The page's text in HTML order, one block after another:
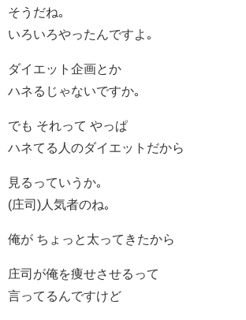
そうだね｡
いろいろやったんですよ｡
ダイエット企画とか
ハネるじゃないですか｡
でも それって やっぱ
ハネてる人のダイエットだから
見るっていうか｡
(庄司)人気者のね｡
俺が ちょっと太ってきたから
庄司が俺を痩せさせるって
言ってるんですけど